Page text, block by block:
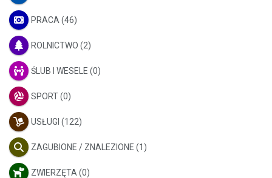
PRACA (46)
ROLNICTWO (2)
ŚLUB I WESELE (0)
SPORT(0)
USŁUGI (122)
ZAGUBIONE / ZNALEZIONE (1)
ZWIERZĘTA (0)